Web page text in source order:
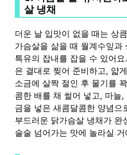
살 냉채
더운 날 입맛이 없을 때는 상
가슴살을 삶을 때 월계수잎과
특유의 잡내를 잡을 수 있어
은 결대로 찢어 준비하고, 얇
소금에 살짝 절인 후 물기를
콤한 배를 채 썰어 넣고, 마늘
금을 넣은 새콤달콤한 양념으
부드러운 닭가슴살 냉채가 완
술술 넘어가는 맛에 놀라실 거